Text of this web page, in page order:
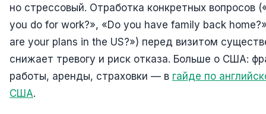
но стрессовый. Отработка конкретных вопросов
you do for work?», «Do you have family back
are your plans in the US?») перед визитом
снижает тревогу и риск отказа. Больше о США:
работы, аренды, страховки — в гайде по
США.